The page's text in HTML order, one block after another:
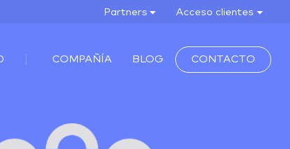
Partners Acceso clientes
COMPAÑÍA BLOG CONTACTO